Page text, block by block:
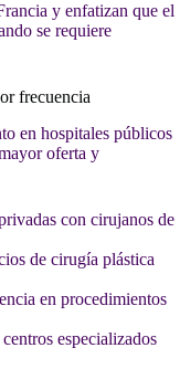
y enfatizan que el
se requiere
frecuencia
en hospitales públicos
oferta y
con cirujanos de
de cirugía plástica
en procedimientos
especializados